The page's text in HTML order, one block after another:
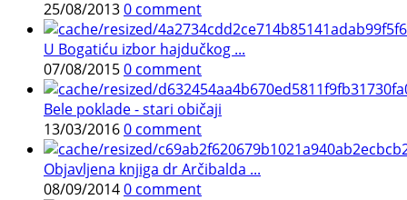
25/08/20130 comment
U Bogatiću izbor hajdučkog ...
07/08/20150 comment
Bele poklade - stari običaji
13/03/20160 comment
Objavljena knjiga dr Arčibalda ...
08/09/20140 comment